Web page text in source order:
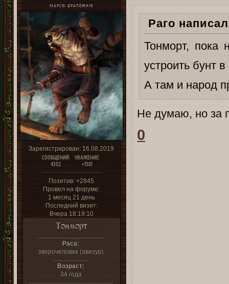
МАРСКІ ДРАПЕЖНІК
Зарегистрирован: 16.08.2019
СООБЩЕНИЙ:
4302
УВАЖЕНИЕ:
+1581
Позитив: +2845
Провел на форуме:
1 месяц 21 день
Последний визит:
Вчера 18:19:10
Тонморт
Раса:
зверочеловек (авизур)
Возраст:
34 года
Раго
Тонморт, пока
устроить бунт
А там и народ
Не думаю, но за
0